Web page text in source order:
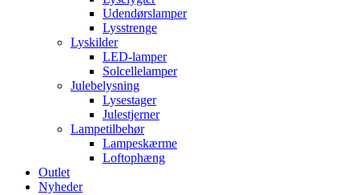
Udendørslamper
Lysstrenge
Lyskilder
LED-lamper
Solcellelamper
Julebelysning
Lysestager
Julestjerner
Lampetilbehør
Lampeskærme
Loftophæng
Outlet
Nyheder